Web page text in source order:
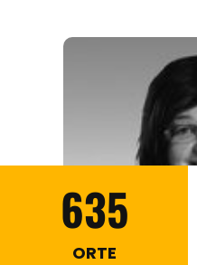
635
ORTE